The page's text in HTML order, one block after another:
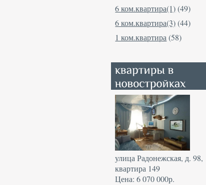
6 ком.квартира(1)(49)
6 ком.квартира(3)(44)
1 ком.квартира (58)
улица Радонежская, д. 98,
квартира 149
Цена: 6 070 000р.